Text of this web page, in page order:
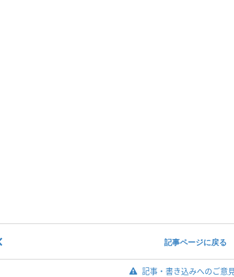
記事ページに戻る
記事・書き込みへのご意